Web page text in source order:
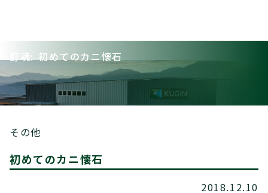
釘魂: 初めてのカニ懐石
その他
初めてのカニ懐石
2018.12.10